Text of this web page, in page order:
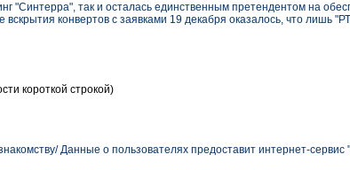
"Синтерра", так и осталась единственным претендентом на
вскрытия конвертов с заявками 19 декабря оказалось, что лишь
короткой строкой)
Данные о пользователях предоставит интернет-